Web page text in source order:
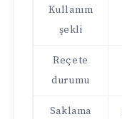
Kullanım
şekli
Reçete
durumu
Saklama